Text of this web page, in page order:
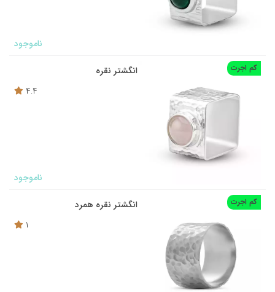
ناموجود
کم اجرت
انگشتر نقره
4.4
ناموجود
کم اجرت
انگشتر نقره همرد
1